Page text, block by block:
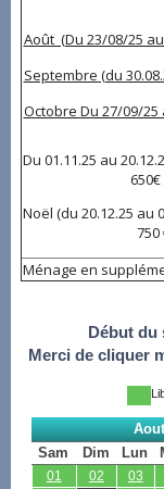
Août (Du 23/08/25 au
Septembre (du
Octobre Du 27/09/25
Du
650€ /
Noël (du
750 €/
Ménage en
Début du
Merci de cliquer
Sam
Dim Lun
01 02 03